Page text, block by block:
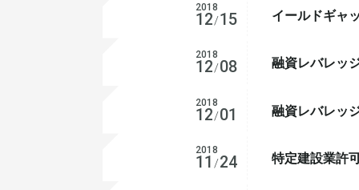
2018
12/15 イールドギャ
2018
12/08 融資レバレッ
2018
12/01 融資レバレッ
2018
11 /24 特定建設業許